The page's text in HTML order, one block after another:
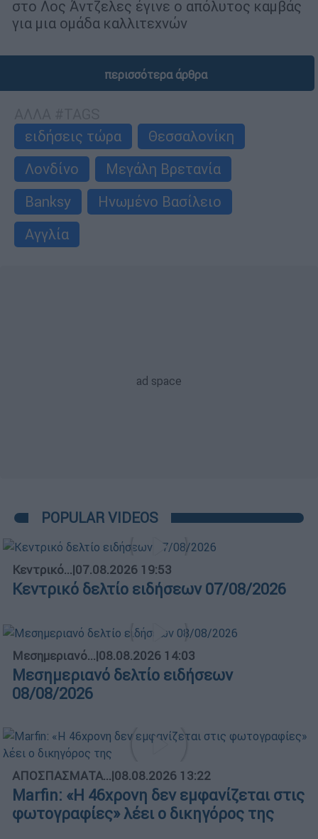
στο Λος Άντζελες έγινε ο απόλυτος καμβάς
για μια ομάδα καλλιτεχνών
περισσότερα άρθρα
ειδήσεις τώρα
Θεσσαλονίκη
Λονδίνο
Μεγάλη Βρετανία
Banksy
Ηνωμένο Βασίλειο
Αγγλία
POPULAR VIDEOS
Κεντρικό...|07.08.2026 19:53
Κεντρικό δελτίο ειδήσεων 07/08/2026
Μεσημεριανό...|08.08.2026 14:03
Μεσημεριανό δελτίο ειδήσεων
08/08/2026
ΑΠΟΣΠΑΣΜΑΤΑ...|08.08.2026 13:22
Marfin: «Η 46χρονη δεν εμφανίζεται στις
φωτογραφίες» λέει ο δικηγόρος της